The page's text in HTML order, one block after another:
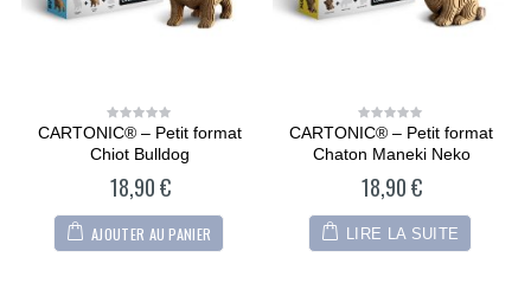
0
out
of
CARTONIC® – Petit format
Chiot Bulldog
18,90€
AJOUTER AU PANIER
0
out
of
CARTONIC® – Petit format
Chaton Maneki Neko
18,90€
LIRE LA SUITE